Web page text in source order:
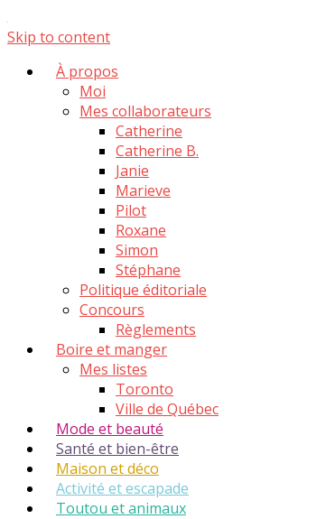
Skip to content
À propos
Moi
Mes collaborateurs
Catherine
Catherine B.
Janie
Marieve
Pilot
Roxane
Simon
Stéphane
Politique éditoriale
Concours
Règlements
Boire et manger
Mes listes
Toronto
Ville de Québec
Mode et beauté
Santé et bien-être
Maison et déco
Activité et escapade
Toutou et animaux